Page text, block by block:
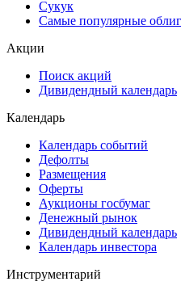
Cbonds Pages
Ломбардные списки
ESG
Самые популярные
Дивидендный календарь
Календарь
Календарь событий
Дефолты
Размещения
Оферты
Аукционы госбумаг
Денежный рынок